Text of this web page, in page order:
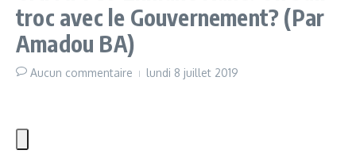
troc avec le Gouvernement? (Par
Amadou BA)
Aucun commentaire lundi 8 juillet 2019